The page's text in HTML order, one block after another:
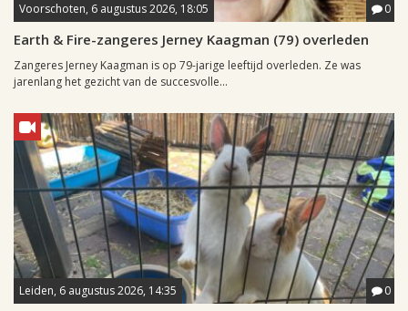
Voorschoten, 6 augustus 2026, 18:05 0
Earth & Fire-zangeres Jerney Kaagman (79) overleden
Zangeres Jerney Kaagman is op 79-jarige leeftijd overleden. Ze was
jarenlang het gezicht van de succesvolle...
Leiden, 6 augustus 2026, 14:35 0